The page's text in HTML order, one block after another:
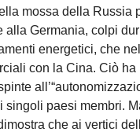
mossa della Russia
alla Germania, colpi
energetici, che
con la Cina. Ciò ha
singoli paesi membri.
che ai vertici